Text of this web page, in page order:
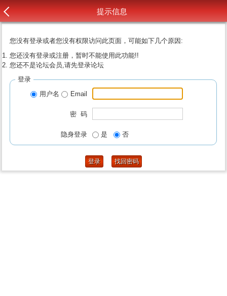
提示信息
您没有登录或者您没有权限访问此页面，可能如下几个原因:
您还没有登录或注册，暂时不能使用此功能!!
您还不是论坛会员,请先登录论坛
登录
用户名
Email
密 码
隐身登录 是 否